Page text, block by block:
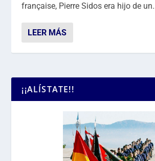
française, Pierre Sidos era hijo de
LEER MÁS
¡¡ALÍSTATE!!